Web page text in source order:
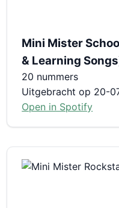
Mini Mister
& Learning
20 nummers
Uitgebracht op 20-
Open in Spotify